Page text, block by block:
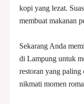
kopi yang lezat.
membuat makanan
Sekarang Anda
di Lampung untuk
restoran yang paling
nikmati momen